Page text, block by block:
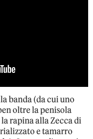
banda (da cui uno
oltre la penisola
rapina alla Zecca di
e tamarro